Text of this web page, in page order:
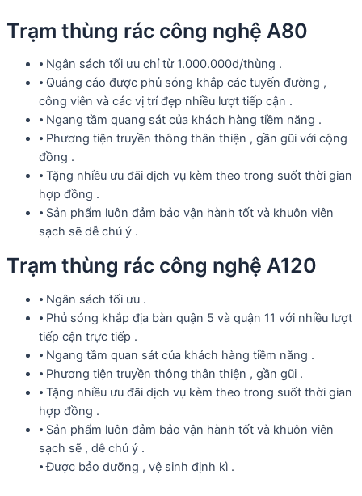
Trạm thùng rác công nghệ A80
⦁ Ngân sách tối ưu chỉ từ 1.000.000d/thùng .
⦁ Quảng cáo được phủ sóng khắp các tuyến đường ,
công viên và các vị trí đẹp nhiều lượt tiếp cận .
⦁ Ngang tầm quang sát của khách hàng tiềm năng .
⦁ Phương tiện truyền thông thân thiện , gần gũi với cộng
đồng .
⦁ Tặng nhiều ưu đãi dịch vụ kèm theo trong suốt thời gian
hợp đồng .
⦁ Sản phẩm luôn đảm bảo vận hành tốt và khuôn viên
sạch sẽ dễ chú ý .
Trạm thùng rác công nghệ A120
⦁ Ngân sách tối ưu .
⦁ Phủ sóng khắp địa bàn quận 5 và quận 11 với nhiều lượt
tiếp cận trực tiếp .
⦁ Ngang tầm quan sát của khách hàng tiềm năng .
⦁ Phương tiện truyền thông thân thiện , gần gũi .
⦁ Tặng nhiều ưu đãi dịch vụ kèm theo trong suốt thời gian
hợp đồng .
⦁ Sản phẩm luôn đảm bảo vận hành tốt và khuôn viên
sạch sẽ , dễ chú ý .
⦁ Được bảo dưỡng , vệ sinh định kì .